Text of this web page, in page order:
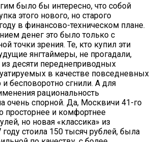
было бы интересно, что собой
этого нового, но старого
в финансово-техническом плане.
денег это было только с
точки зрения. Те, кто купил эти
янгтаймеры, не прогадали,
десяти переднеприводных
в качестве повседневных
бесповоротно сгнили. А для
рациональность
очень спорной. Да, Москвичи 41-го
просторнее и комфортнее
но новая «классика» из
стоила 150 тысяч рублей, была